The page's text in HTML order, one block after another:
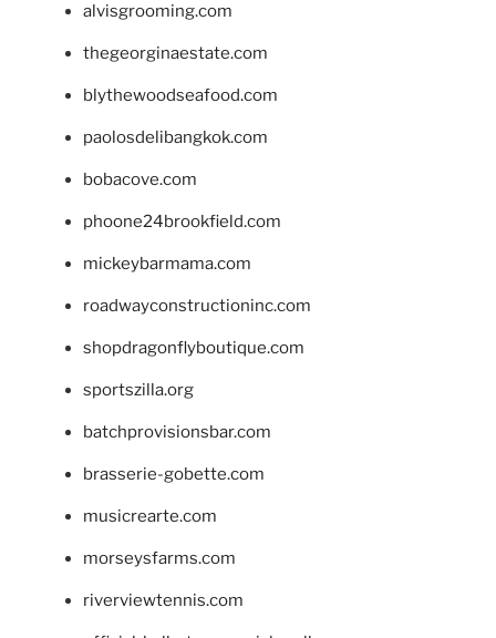
alvisgrooming.com
thegeorginaestate.com
blythewoodseafood.com
paolosdelibangkok.com
bobacove.com
phoone24brookfield.com
mickeybarmama.com
roadwayconstructioninc.com
shopdragonflyboutique.com
sportszilla.org
batchprovisionsbar.com
brasserie-gobette.com
musicrearte.com
morseysfarms.com
riverviewtennis.com